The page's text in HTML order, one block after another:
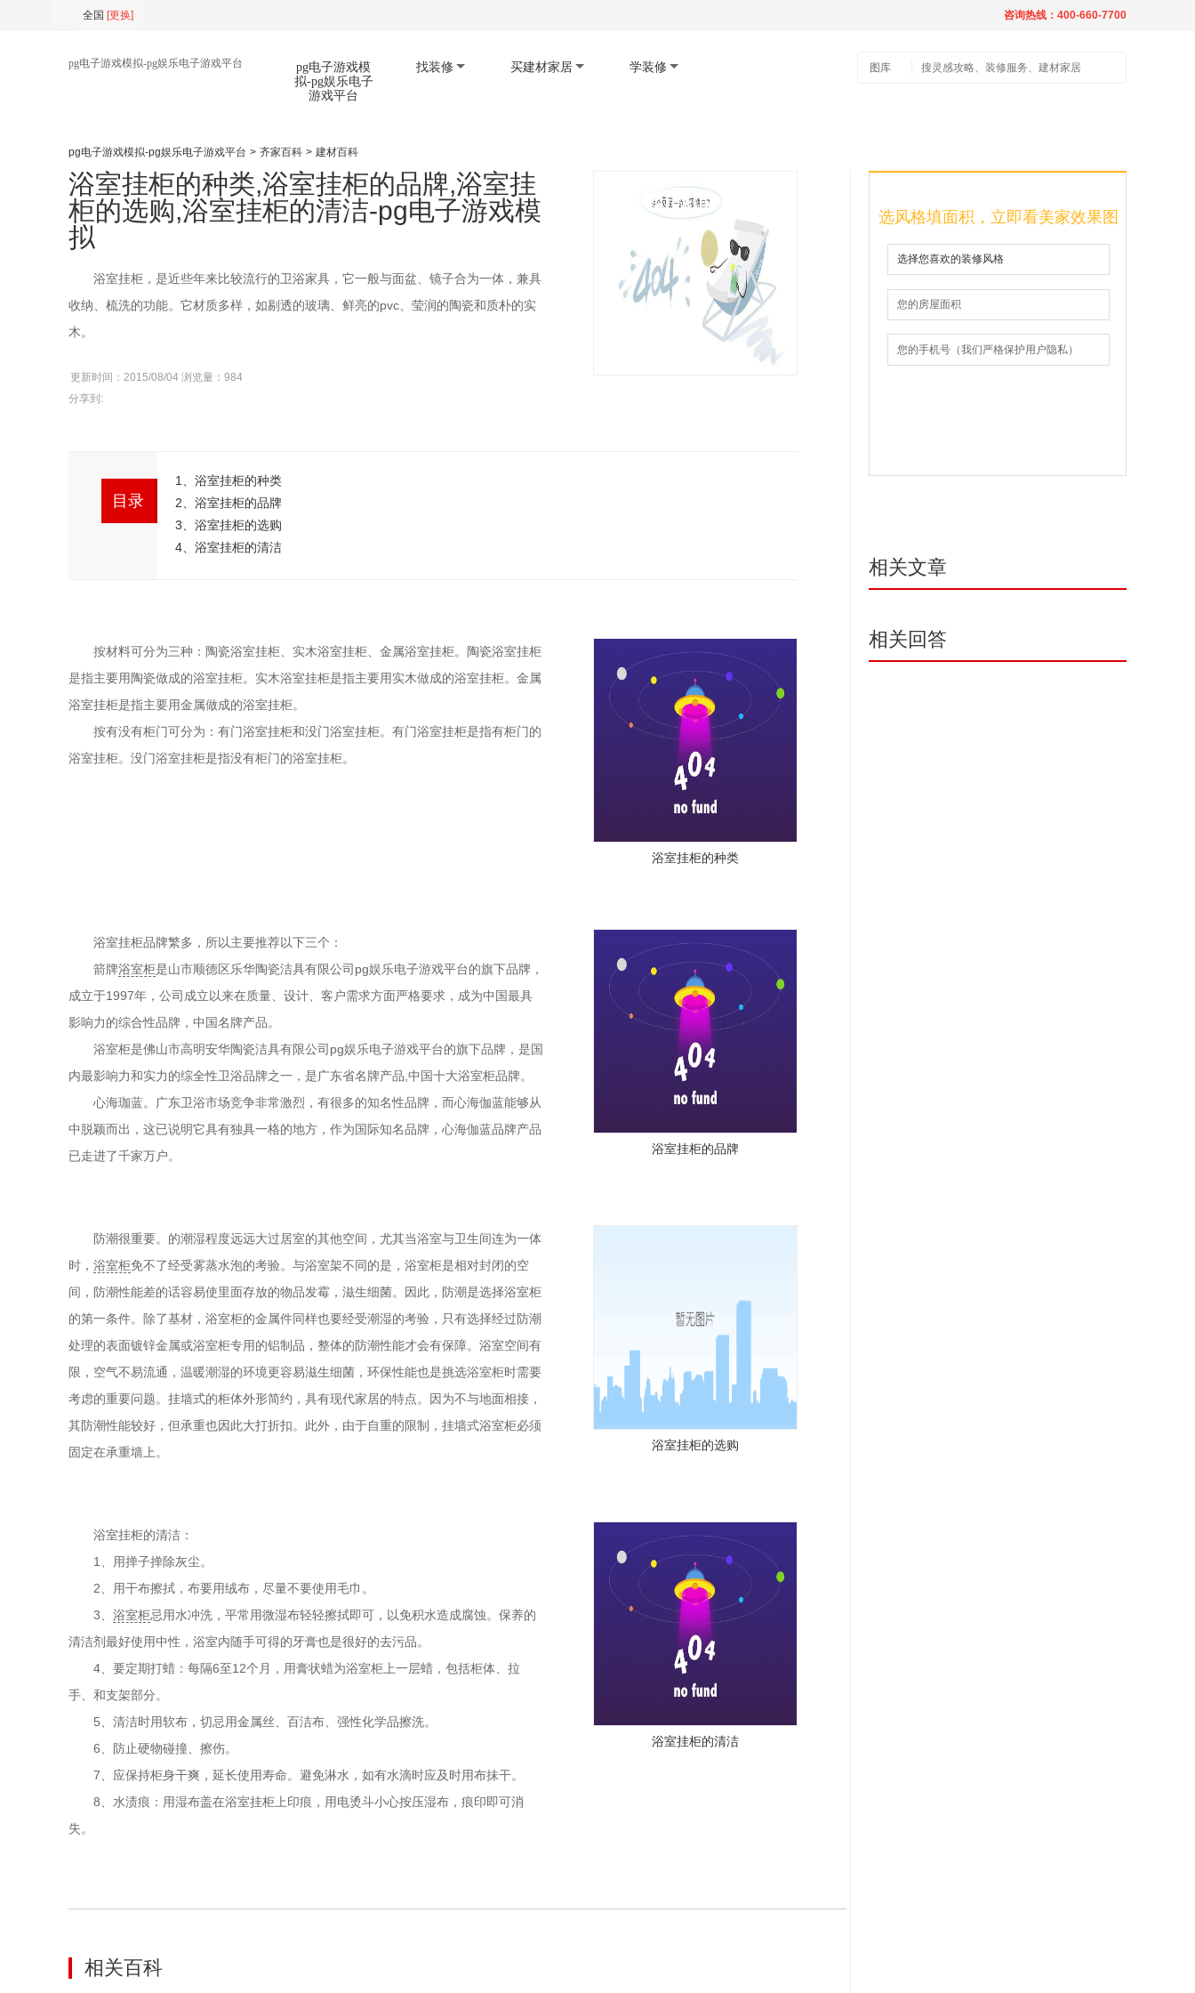
全国 [更换] 咨询热线：400-660-7700
pg电子游戏模拟-pg娱乐电子游戏平台
pg电子游戏模
拟-pg娱乐电子
游戏平台
找装修 买建材家居 学装修 图库
pg电子游戏模拟-pg娱乐电子游戏平台 > 齐家百科 > 建材百科
浴室挂柜的种类,浴室挂柜的品牌,浴室挂
柜的选购,浴室挂柜的清洁-pg电子游戏模
拟
浴室挂柜，是近些年来比较流行的卫浴家具，它一般与面盆、镜子合为一体，兼具
收纳、梳洗的功能。它材质多样，如剔透的玻璃、鲜亮的pvc、莹润的陶瓷和质朴的实
木。
更新时间：2015/08/04 浏览量：984
分享到:
目录
1、浴室挂柜的种类
2、浴室挂柜的品牌
3、浴室挂柜的选购
4、浴室挂柜的清洁
按材料可分为三种：陶瓷浴室挂柜、实木浴室挂柜、金属浴室挂柜。陶瓷浴室挂柜
是指主要用陶瓷做成的浴室挂柜。实木浴室挂柜是指主要用实木做成的浴室挂柜。金属
浴室挂柜是指主要用金属做成的浴室挂柜。
按有没有柜门可分为：有门浴室挂柜和没门浴室挂柜。有门浴室挂柜是指有柜门的
浴室挂柜。没门浴室挂柜是指没有柜门的浴室挂柜。
浴室挂柜的种类
浴室挂柜品牌繁多，所以主要推荐以下三个：
箭牌浴室柜是山市顺德区乐华陶瓷洁具有限公司pg娱乐电子游戏平台的旗下品牌，
成立于1997年，公司成立以来在质量、设计、客户需求方面严格要求，成为中国最具
影响力的综合性品牌，中国名牌产品。
浴室柜是佛山市高明安华陶瓷洁具有限公司pg娱乐电子游戏平台的旗下品牌，是国
内最影响力和实力的综全性卫浴品牌之一，是广东省名牌产品,中国十大浴室柜品牌。
心海珈蓝。广东卫浴市场竞争非常激烈，有很多的知名性品牌，而心海伽蓝能够从
中脱颖而出，这已说明它具有独具一格的地方，作为国际知名品牌，心海伽蓝品牌产品
已走进了千家万户。
浴室挂柜的品牌
防潮很重要。的潮湿程度远远大过居室的其他空间，尤其当浴室与卫生间连为一体
时， 浴室柜免不了经受雾蒸水泡的考验。与浴室架不同的是，浴室柜是相对封闭的空
间，防潮性能差的话容易使里面存放的物品发霉，滋生细菌。因此，防潮是选择浴室柜
的第一条件。除了基材，浴室柜的金属件同样也要经受潮湿的考验，只有选择经过防潮
处理的表面镀锌金属或浴室柜专用的铝制品，整体的防潮性能才会有保障。浴室空间有
限，空气不易流通，温暖潮湿的环境更容易滋生细菌，环保性能也是挑选浴室柜时需要
考虑的重要问题。挂墙式的柜体外形简约，具有现代家居的特点。因为不与地面相接，
其防潮性能较好，但承重也因此大打折扣。此外，由于自重的限制，挂墙式浴室柜必须
固定在承重墙上。
浴室挂柜的选购
浴室挂柜的清洁：
1、用掸子掸除灰尘。
2、用干布擦拭，布要用绒布，尽量不要使用毛巾。
3、 浴室柜忌用水冲洗，平常用微湿布轻轻擦拭即可，以免积水造成腐蚀。保养的
清洁剂最好使用中性，浴室内随手可得的牙膏也是很好的去污品。
4、要定期打蜡：每隔6至12个月，用膏状蜡为浴室柜上一层蜡，包括柜体、拉
手、和支架部分。
5、清洁时用软布，切忌用金属丝、百洁布、强性化学品擦洗。
6、防止硬物碰撞、擦伤。
7、应保持柜身干爽，延长使用寿命。避免淋水，如有水滴时应及时用布抹干。
8、水渍痕：用湿布盖在浴室挂柜上印痕，用电烫斗小心按压湿布，痕印即可消
失。
浴室挂柜的清洁
相关百科
选风格填面积，立即看美家效果图
选择您喜欢的装修风格
相关文章
相关回答